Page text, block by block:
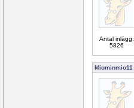
Antal inlägg:
5826
Miominmio11